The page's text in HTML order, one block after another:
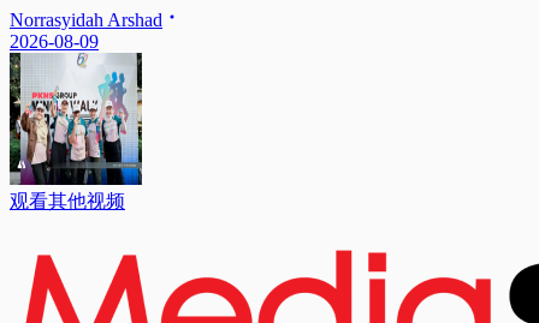
Norrasyidah Arshad
2026-08-09
观看其他视频